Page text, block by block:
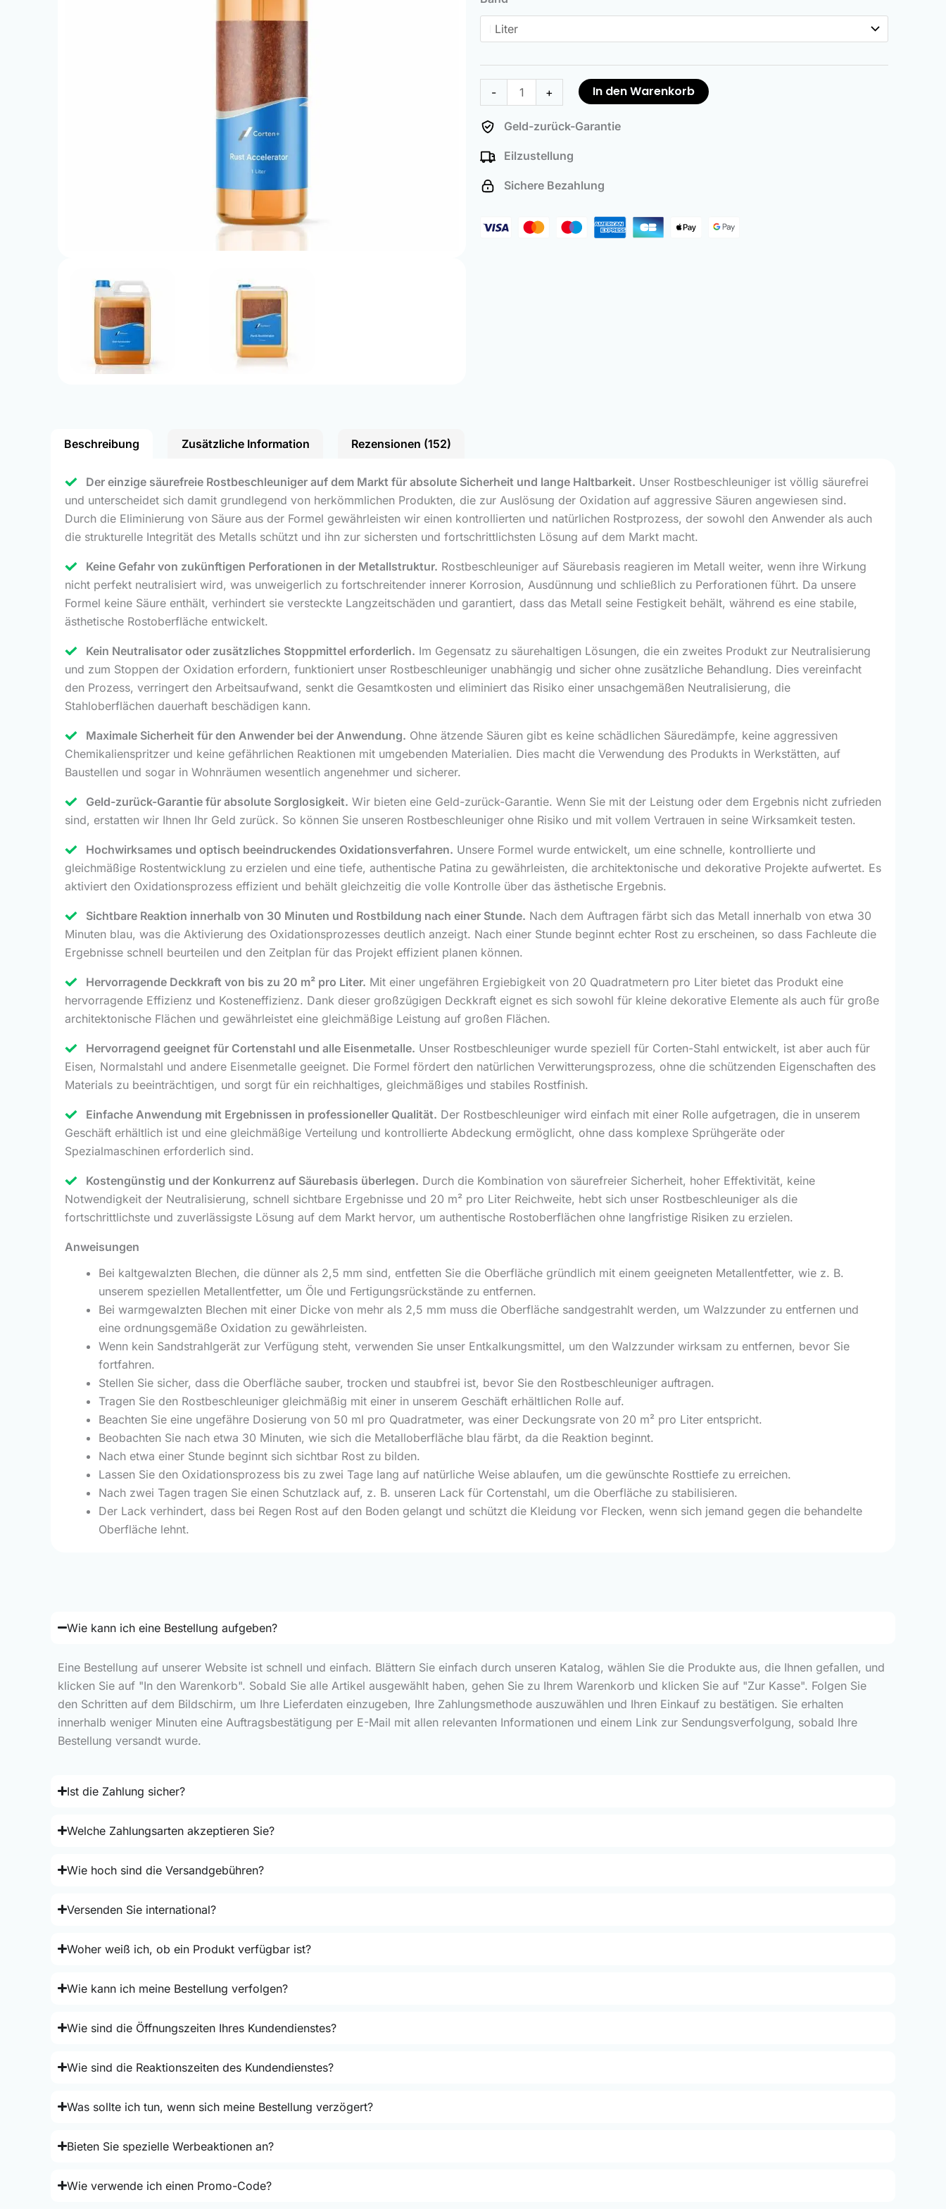
- + In den Warenkorb
Geld-zurück-Garantie
Eilzustellung
Sichere Bezahlung
Beschreibung Zusätzliche Information Rezensionen (152)
Der einzige säurefreie Rostbeschleuniger auf dem Markt für absolute Sicherheit und lange Haltbarkeit. Unser Rostbeschleuniger ist völlig säurefrei
und unterscheidet sich damit grundlegend von herkömmlichen Produkten, die zur Auslösung der Oxidation auf aggressive Säuren angewiesen sind.
Durch die Eliminierung von Säure aus der Formel gewährleisten wir einen kontrollierten und natürlichen Rostprozess, der sowohl den Anwender als auch
die strukturelle Integrität des Metalls schützt und ihn zur sichersten und fortschrittlichsten Lösung auf dem Markt macht.
Keine Gefahr von zukünftigen Perforationen in der Metallstruktur. Rostbeschleuniger auf Säurebasis reagieren im Metall weiter, wenn ihre Wirkung
nicht perfekt neutralisiert wird, was unweigerlich zu fortschreitender innerer Korrosion, Ausdünnung und schließlich zu Perforationen führt. Da unsere
Formel keine Säure enthält, verhindert sie versteckte Langzeitschäden und garantiert, dass das Metall seine Festigkeit behält, während es eine stabile,
ästhetische Rostoberfläche entwickelt.
Kein Neutralisator oder zusätzliches Stoppmittel erforderlich. Im Gegensatz zu säurehaltigen Lösungen, die ein zweites Produkt zur Neutralisierung
und zum Stoppen der Oxidation erfordern, funktioniert unser Rostbeschleuniger unabhängig und sicher ohne zusätzliche Behandlung. Dies vereinfacht
den Prozess, verringert den Arbeitsaufwand, senkt die Gesamtkosten und eliminiert das Risiko einer unsachgemäßen Neutralisierung, die
Stahloberflächen dauerhaft beschädigen kann.
Maximale Sicherheit für den Anwender bei der Anwendung. Ohne ätzende Säuren gibt es keine schädlichen Säuredämpfe, keine aggressiven
Chemikalienspritzer und keine gefährlichen Reaktionen mit umgebenden Materialien. Dies macht die Verwendung des Produkts in Werkstätten, auf
Baustellen und sogar in Wohnräumen wesentlich angenehmer und sicherer.
Geld-zurück-Garantie für absolute Sorglosigkeit. Wir bieten eine Geld-zurück-Garantie. Wenn Sie mit der Leistung oder dem Ergebnis nicht zufrieden
sind, erstatten wir Ihnen Ihr Geld zurück. So können Sie unseren Rostbeschleuniger ohne Risiko und mit vollem Vertrauen in seine Wirksamkeit testen.
Hochwirksames und optisch beeindruckendes Oxidationsverfahren. Unsere Formel wurde entwickelt, um eine schnelle, kontrollierte und
gleichmäßige Rostentwicklung zu erzielen und eine tiefe, authentische Patina zu gewährleisten, die architektonische und dekorative Projekte aufwertet. Es
aktiviert den Oxidationsprozess effizient und behält gleichzeitig die volle Kontrolle über das ästhetische Ergebnis.
Sichtbare Reaktion innerhalb von 30 Minuten und Rostbildung nach einer Stunde. Nach dem Auftragen färbt sich das Metall innerhalb von etwa 30
Minuten blau, was die Aktivierung des Oxidationsprozesses deutlich anzeigt. Nach einer Stunde beginnt echter Rost zu erscheinen, so dass Fachleute die
Ergebnisse schnell beurteilen und den Zeitplan für das Projekt effizient planen können.
Hervorragende Deckkraft von bis zu 20 m² pro Liter. Mit einer ungefähren Ergiebigkeit von 20 Quadratmetern pro Liter bietet das Produkt eine
hervorragende Effizienz und Kosteneffizienz. Dank dieser großzügigen Deckkraft eignet es sich sowohl für kleine dekorative Elemente als auch für große
architektonische Flächen und gewährleistet eine gleichmäßige Leistung auf großen Flächen.
Hervorragend geeignet für Cortenstahl und alle Eisenmetalle. Unser Rostbeschleuniger wurde speziell für Corten-Stahl entwickelt, ist aber auch für
Eisen, Normalstahl und andere Eisenmetalle geeignet. Die Formel fördert den natürlichen Verwitterungsprozess, ohne die schützenden Eigenschaften des
Materials zu beeinträchtigen, und sorgt für ein reichhaltiges, gleichmäßiges und stabiles Rostfinish.
Einfache Anwendung mit Ergebnissen in professioneller Qualität. Der Rostbeschleuniger wird einfach mit einer Rolle aufgetragen, die in unserem
Geschäft erhältlich ist und eine gleichmäßige Verteilung und kontrollierte Abdeckung ermöglicht, ohne dass komplexe Sprühgeräte oder
Spezialmaschinen erforderlich sind.
Kostengünstig und der Konkurrenz auf Säurebasis überlegen. Durch die Kombination von säurefreier Sicherheit, hoher Effektivität, keine
Notwendigkeit der Neutralisierung, schnell sichtbare Ergebnisse und 20 m² pro Liter Reichweite, hebt sich unser Rostbeschleuniger als die
fortschrittlichste und zuverlässigste Lösung auf dem Markt hervor, um authentische Rostoberflächen ohne langfristige Risiken zu erzielen.
Anweisungen
Bei kaltgewalzten Blechen, die dünner als 2,5 mm sind, entfetten Sie die Oberfläche gründlich mit einem geeigneten Metallentfetter, wie z. B.
unserem speziellen Metallentfetter, um Öle und Fertigungsrückstände zu entfernen.
Bei warmgewalzten Blechen mit einer Dicke von mehr als 2,5 mm muss die Oberfläche sandgestrahlt werden, um Walzzunder zu entfernen und
eine ordnungsgemäße Oxidation zu gewährleisten.
Wenn kein Sandstrahlgerät zur Verfügung steht, verwenden Sie unser Entkalkungsmittel, um den Walzzunder wirksam zu entfernen, bevor Sie
fortfahren.
Stellen Sie sicher, dass die Oberfläche sauber, trocken und staubfrei ist, bevor Sie den Rostbeschleuniger auftragen.
Tragen Sie den Rostbeschleuniger gleichmäßig mit einer in unserem Geschäft erhältlichen Rolle auf.
Beachten Sie eine ungefähre Dosierung von 50 ml pro Quadratmeter, was einer Deckungsrate von 20 m² pro Liter entspricht.
Beobachten Sie nach etwa 30 Minuten, wie sich die Metalloberfläche blau färbt, da die Reaktion beginnt.
Nach etwa einer Stunde beginnt sich sichtbar Rost zu bilden.
Lassen Sie den Oxidationsprozess bis zu zwei Tage lang auf natürliche Weise ablaufen, um die gewünschte Rosttiefe zu erreichen.
Nach zwei Tagen tragen Sie einen Schutzlack auf, z. B. unseren Lack für Cortenstahl, um die Oberfläche zu stabilisieren.
Der Lack verhindert, dass bei Regen Rost auf den Boden gelangt und schützt die Kleidung vor Flecken, wenn sich jemand gegen die behandelte
Oberfläche lehnt.
Wie kann ich eine Bestellung aufgeben?
Eine Bestellung auf unserer Website ist schnell und einfach. Blättern Sie einfach durch unseren Katalog, wählen Sie die Produkte aus, die Ihnen gefallen, und
klicken Sie auf "In den Warenkorb". Sobald Sie alle Artikel ausgewählt haben, gehen Sie zu Ihrem Warenkorb und klicken Sie auf "Zur Kasse". Folgen Sie
den Schritten auf dem Bildschirm, um Ihre Lieferdaten einzugeben, Ihre Zahlungsmethode auszuwählen und Ihren Einkauf zu bestätigen. Sie erhalten
innerhalb weniger Minuten eine Auftragsbestätigung per E-Mail mit allen relevanten Informationen und einem Link zur Sendungsverfolgung, sobald Ihre
Bestellung versandt wurde.
Ist die Zahlung sicher?
Welche Zahlungsarten akzeptieren Sie?
Wie hoch sind die Versandgebühren?
Versenden Sie international?
Woher weiß ich, ob ein Produkt verfügbar ist?
Wie kann ich meine Bestellung verfolgen?
Wie sind die Öffnungszeiten Ihres Kundendienstes?
Wie sind die Reaktionszeiten des Kundendienstes?
Was sollte ich tun, wenn sich meine Bestellung verzögert?
Bieten Sie spezielle Werbeaktionen an?
Wie verwende ich einen Promo-Code?